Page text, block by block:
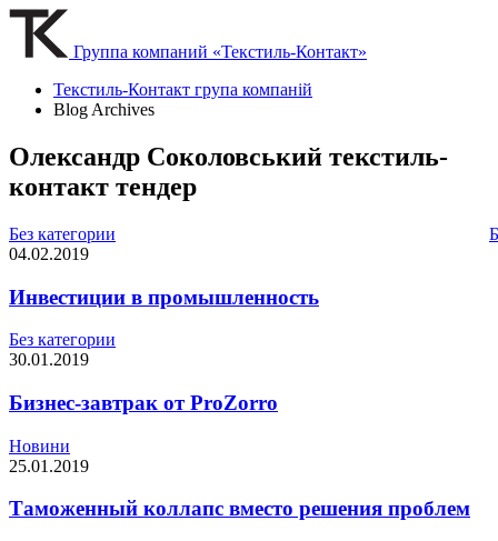
Группа компаний «Текстиль-Контакт»
Текстиль-Контакт група компаній
Blog Archives
Олександр Соколовський текстиль-
контакт тендер
Без категории
04.02.2019
Инвестиции в промышленность
Без категории
30.01.2019
Бизнес-завтрак от ProZorro
Новини
25.01.2019
Таможенный коллапс вместо решения проблем